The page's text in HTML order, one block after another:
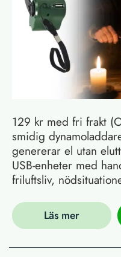
129 kr med fri frakt
smidig
genererar el utan
USB-enheter med
friluftsliv,
Läs mer